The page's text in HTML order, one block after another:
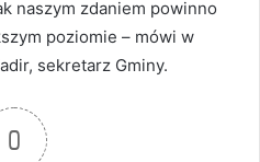
naszym zdaniem powinno
poziomie – mówi w
sekretarz Gminy.
0